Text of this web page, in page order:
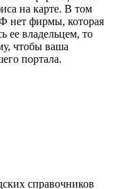
на карте. В том
нет фирмы, которая
ее владельцем, то
чтобы ваша
портала.
справочников